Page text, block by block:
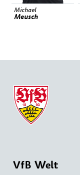
Michael
Meusch
VfB Welt